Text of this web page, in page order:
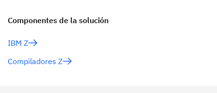
Componentes de la solución
IBM Z
Compiladores Z